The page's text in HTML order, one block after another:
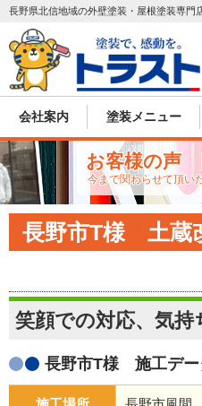
長野県北信地域の外壁塗装・屋根塗装専門
会社案内 塗装メニュー
お客様の声
今まで関わらせて頂い
長野市T様 土蔵
笑顔での対応、気持
長野市T様 施工デー